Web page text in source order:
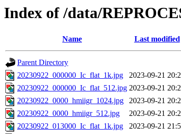
Index of /data/
Name Last modified
Parent Directory
20230922_000000_Ic_flat_1k.jpg
2023-09-21
20230922_000000_Ic_flat_512.jpg 2023-09-21
20230922_0000_hmiigr_1024.jpg
2023-09-21
20230922_0000_hmiigr_512.jpg
2023-09-21
20230922_013000_Ic_flat_1k.jpg
2023-09-21